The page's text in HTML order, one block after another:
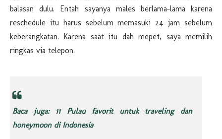
balasan dulu. Entah sayanya males berlama-lama karena
reschedule itu harus sebelum memasuki 24 jam sebelum
keberangkatan. Karena saat itu dah mepet, saya memilih
ringkas via telepon.
Baca juga: 11 Pulau favorit untuk traveling dan
honeymoon di Indonesia